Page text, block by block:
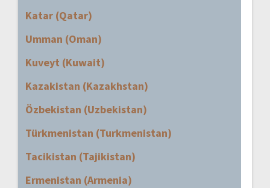
Katar (Qatar)
Umman (Oman)
Kuveyt (Kuwait)
Kazakistan (Kazakhstan)
Özbekistan (Uzbekistan)
Türkmenistan (Turkmenistan)
Tacikistan (Tajikistan)
Ermenistan (Armenia)